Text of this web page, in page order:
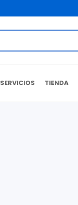
SERVICIOS TIENDA